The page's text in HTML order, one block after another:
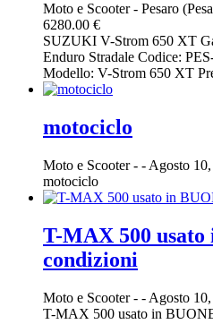
Moto e Scooter- Pesaro
6280.00 €
SUZUKI V-Strom 650 XT
Enduro Stradale Codice:
Modello: V-Strom 650 XT
motociclo
Moto e Scooter- - Agosto
motociclo
T-MAX 500 usato
condizioni
Moto e Scooter- - Agosto
T-MAX 500 usato in